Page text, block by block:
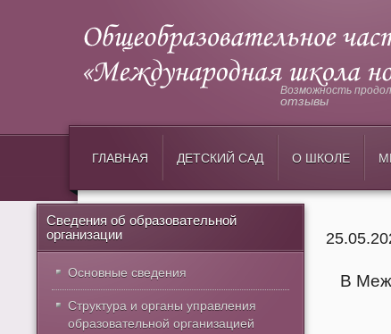
Возможность
отзывы
ГЛАВНАЯ ДЕТСКИЙ САД О ШКОЛЕ
В
Сведения об образовательной
организации
Основные сведения
Структура и органы управления
образовательной организацией